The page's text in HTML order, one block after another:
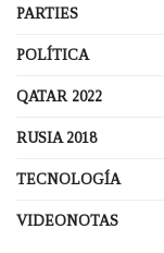
PARTIES
POLÍTICA
QATAR 2022
RUSIA 2018
TECNOLOGÍA
VIDEONOTAS